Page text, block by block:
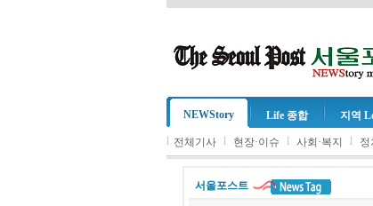
NEWStory Life 종합 지역
l 전체기사 l 현장·이슈 l 사회·복지 l 정
서울포스트